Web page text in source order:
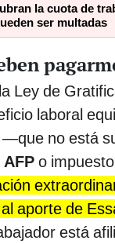
la cuota de
ser multadas
Ley de
laboral
no está
AFP o
aporte de
está